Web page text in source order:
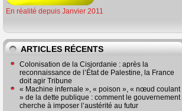
En réalité depuis Janvier 2011
ARTICLES RÉCENTS
Colonisation de la Cisjordanie : après la
reconnaissance de l’État de Palestine, la France
doit agir Tribune
« Machine infernale », « poison », « nœud coulant
» de la dette publique : comment le gouvernement
cherche à imposer l’austérité au futur